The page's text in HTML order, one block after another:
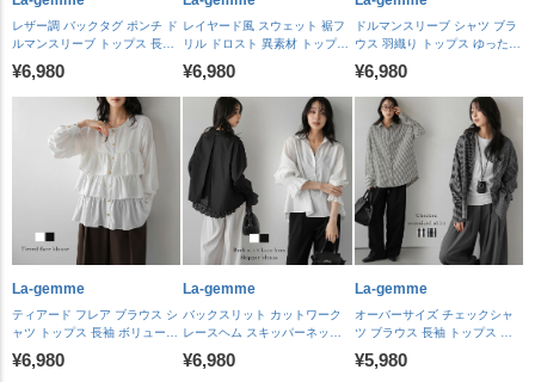
レザー調 バックタグ ポンチ ド
ルマンスリーブ トップス 長袖
ラウンドヘム サイドタック レ
ディース おすすめ おしゃれ
2026秋冬新作 【lstpaw26-
2333】【予約販売：8月27日
入荷予定順次発送】【送料無
¥6,980
レイヤード風 スウェット 裾フ
リル ドロスト 異素材 トップス
ーストリング レディース おす
すめ おしゃれ 2026 秋冬新作
【lstpaw26-2331】【予約販
売：8月27日入荷予定順次発
送】【送料無料】メ込2
¥6,980
ドルマンスリーブ シャツ ブラ
ウス 羽織り トップス ゆったり
カバー 通勤 抜け感 レディース
おすすめ おしゃれ 2026秋冬新
作 【lstpaw26-2350】【予約販
売：8月27日入荷予定順次発
送】【送料無料】メ込2
¥6,980
La-gemme
ティアード フレア ブラウス シ
ャツ トップス 長袖 ボリューム
上品 レディース おすすめ おし
¥6,980
La-gemme
バックスリット カットワーク
レースヘム スキッパーネック
ーブ シャーリング レース裾 バ
¥6,980
La-gemme
オーバーサイズ チェックシャ
ツ ブラウス 長袖 トップス 長
ド 体型カバー ロングシーズン
¥5,980